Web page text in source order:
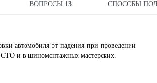
ВОПРОСЫ 13 СПОСОБЫ
автомобиля от падения при проведении
СТО и в шиномонтажных мастерских.